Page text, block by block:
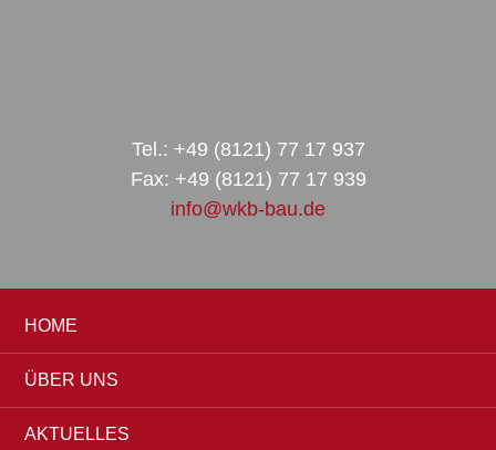
Tel.: +49 (8121) 77 17 937
Fax: +49 (8121) 77 17 939
info@wkb-bau.de
HOME
ÜBER UNS
AKTUELLES